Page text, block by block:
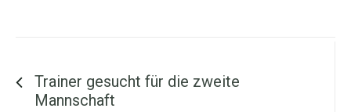
Trainer gesucht für die zweite
Mannschaft